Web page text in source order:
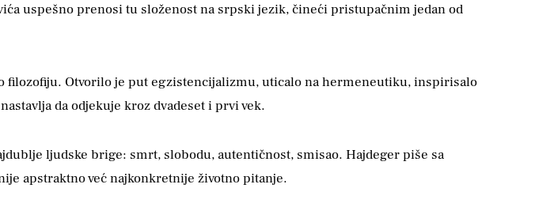
uspešno prenosi tu složenost na srpski jezik, čineći pristupačnim jedan od
filozofiju. Otvorilo je put egzistencijalizmu, uticalo na hermeneutiku, inspirisalo
da odjekuje kroz dvadeset i prvi vek.
ljudske brige: smrt, slobodu, autentičnost, smisao. Hajdeger piše sa
apstraktno već najkonkretnije životno pitanje.